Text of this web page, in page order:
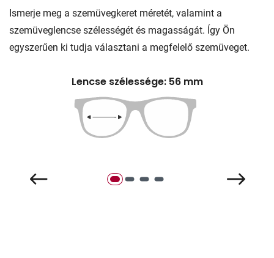
Ismerje meg a szemüvegkeret méretét, valamint a
szemüveglencse szélességét és magasságát. Így Ön
egyszerűen ki tudja választani a megfelelő szemüveget.
Lencse szélessége: 56 mm